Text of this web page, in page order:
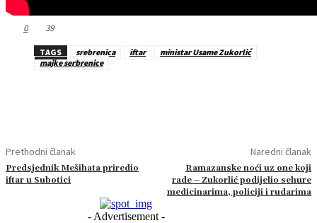
0 39
TAGS srebrenica iftar
ministar Usame Zukorlić
majke serbrenice
Prethodni članak
Predsjednik Mešihata priredio
iftar u Subotici
Naredni članak
Ramazanske noći uz one koji
rade – Zukorlić podijelio sehure
medicinarima, policiji i rudarima
- Advertisement -